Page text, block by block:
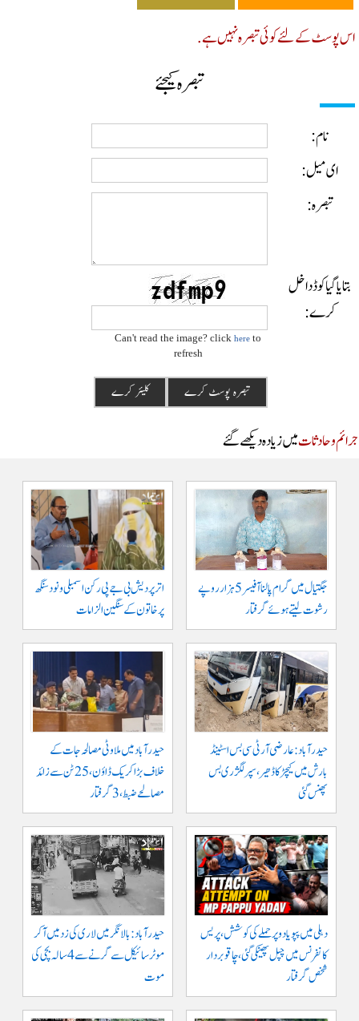
کے لئے کوئی تبصرہ نہیں ہے.
تبصرہ کیجئے
نام:
ای میل:
تبصرہ:
گیا کوڈ داخل
کرے:
Can't read the image? clickhere
refresh
و حادثاتمیں زیادہ دیکھے گئے
جگتیال میں گرام پالنا آفیسر 5 ہزار روپے
رشوت لیتے ہوئے گرفتار
اتر پردیش بی جے پی رکن اسمبلی ونود سنگھ
پر خاتون کے سنگین الزامات
حیدرآباد: عارضی آر ٹی سی بس اسٹینڈ
بارش میں کیچڑ کا ڈھیر، سپر لگژری بس
پھنس گئی
حیدرآباد میں ملاوٹی مصالحہ جات کے
خلاف بڑا کریک ڈاؤن، 25 ٹن سے زائد
مصالحے ضبط، 3 گرفتار
دہلی میں پپو یادو پر حملے کی کوشش، پریس
کانفرنس میں چپل پھینکی گئی، چاقو بردار
شخص گرفتار
حیدرآباد: بالا نگر میں لاری کی زد میں آکر
موٹرسائیکل سے گرنے سے 4 سالہ بچی کی
موت